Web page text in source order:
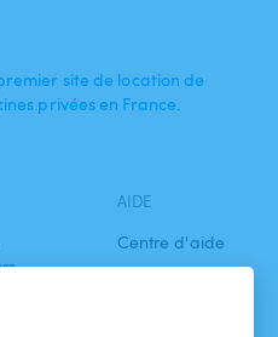
site de location de
privées en France.
AIDE
Centre d'aide